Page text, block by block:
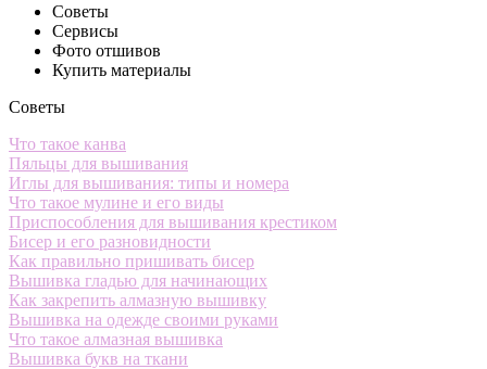
Советы
Сервисы
Фото отшивов
Купить материалы
Советы
Что такое канва
Пяльцы для вышивания
Иглы для вышивания: типы и номера
Что такое мулине и его виды
Приспособления для вышивания крестиком
Бисер и его разновидности
Как правильно пришивать бисер
Вышивка гладью для начинающих
Как закрепить алмазную вышивку
Вышивка на одежде своими руками
Что такое алмазная вышивка
Вышивка букв на ткани